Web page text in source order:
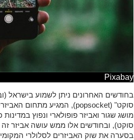
Pixabay
בחודשים האחרונים ניתן לשמוע בישראל
מושג שגור ואביזר פופולארי ונפוץ
סוקט), ובחודשים אלו ממש עושה אביזר זה
בסערה את שוק האביזרים לסלולרי